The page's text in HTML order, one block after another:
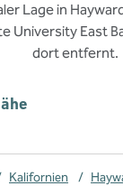
Lage in
University East
dort entfernt.
Kalifornien /